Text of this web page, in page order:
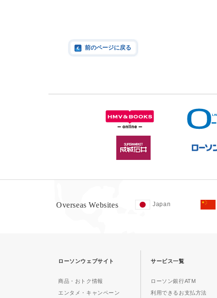
前のページに戻る
Overseas Websites Japan
ローソンウェブサイト
商品・おトク情報
エンタメ・キャンペーン
サービス一覧
ローソン銀行ATM
利用できるお支払方法